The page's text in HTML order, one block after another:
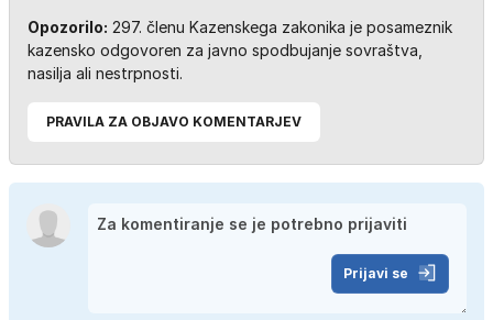
Opozorilo: 297. členu Kazenskega zakonika je posameznik
kazensko odgovoren za javno spodbujanje sovraštva,
nasilja ali nestrpnosti.
PRAVILA ZA OBJAVO KOMENTARJEV
Prijavi se